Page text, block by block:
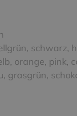
schwarz,
orange, pink,
grasgrün,